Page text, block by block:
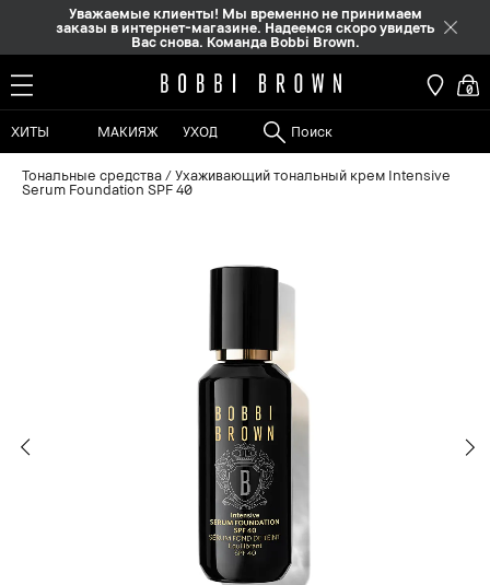
Уважаемые клиенты! Мы временно не принимаем
заказы в интернет-магазине. Надеемся скоро увидеть
Вас снова. Команда Bobbi Brown.
0
ХИТЫ МАКИЯЖ УХОД
Тональные средства
Ухаживающий тональный крем Intensive
Serum Foundation SPF 40